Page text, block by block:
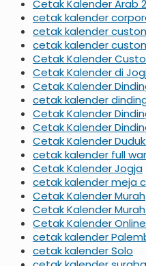
Cetak Kalender Arab
cetak kalender
cetak kalender
cetak kalender
Cetak Kalender
Cetak Kalender di
Cetak Kalender
cetak kalender
Cetak Kalender
Cetak Kalender
Cetak Kalender Duduk
cetak kalender full
Cetak Kalender Jogja
cetak kalender meja
Cetak Kalender Murah
Cetak Kalender
Cetak Kalender Online
cetak kalender
cetak kalender Solo